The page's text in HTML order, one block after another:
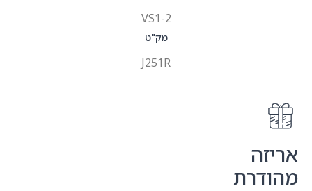
VS1-2
מק"ט
J251R
אריזה
מהודרת